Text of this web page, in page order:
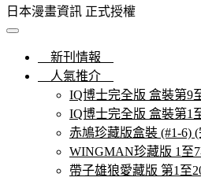
日本漫畫資訊 正式授權
新刊情報
人氣推介
IQ博士完全版 盒裝第9
IQ博士完全版 盒裝第1
赤鳩珍藏版盒裝 (#1-6)
WINGMAN珍藏版 1至
帶子雄狼愛藏版 第1至